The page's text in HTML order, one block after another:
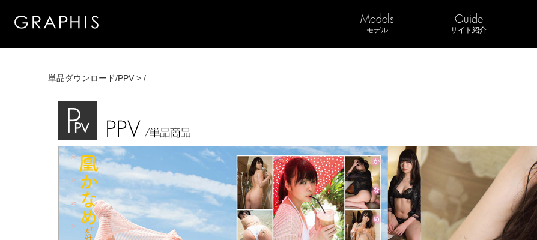
Models
モデル
Guide
サイト紹介
単品ダウンロード/PPV > /